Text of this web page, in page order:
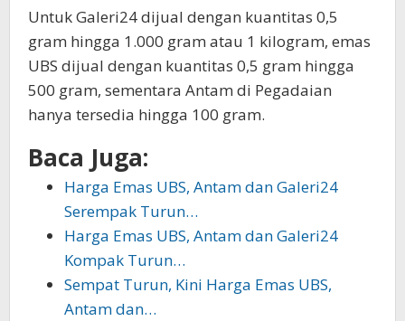
Untuk Galeri24 dijual dengan kuantitas 0,5
gram hingga 1.000 gram atau 1 kilogram, emas
UBS dijual dengan kuantitas 0,5 gram hingga
500 gram, sementara Antam di Pegadaian
hanya tersedia hingga 100 gram.
Baca Juga:
Harga Emas UBS, Antam dan Galeri24
Serempak Turun…
Harga Emas UBS, Antam dan Galeri24
Kompak Turun…
Sempat Turun, Kini Harga Emas UBS,
Antam dan…